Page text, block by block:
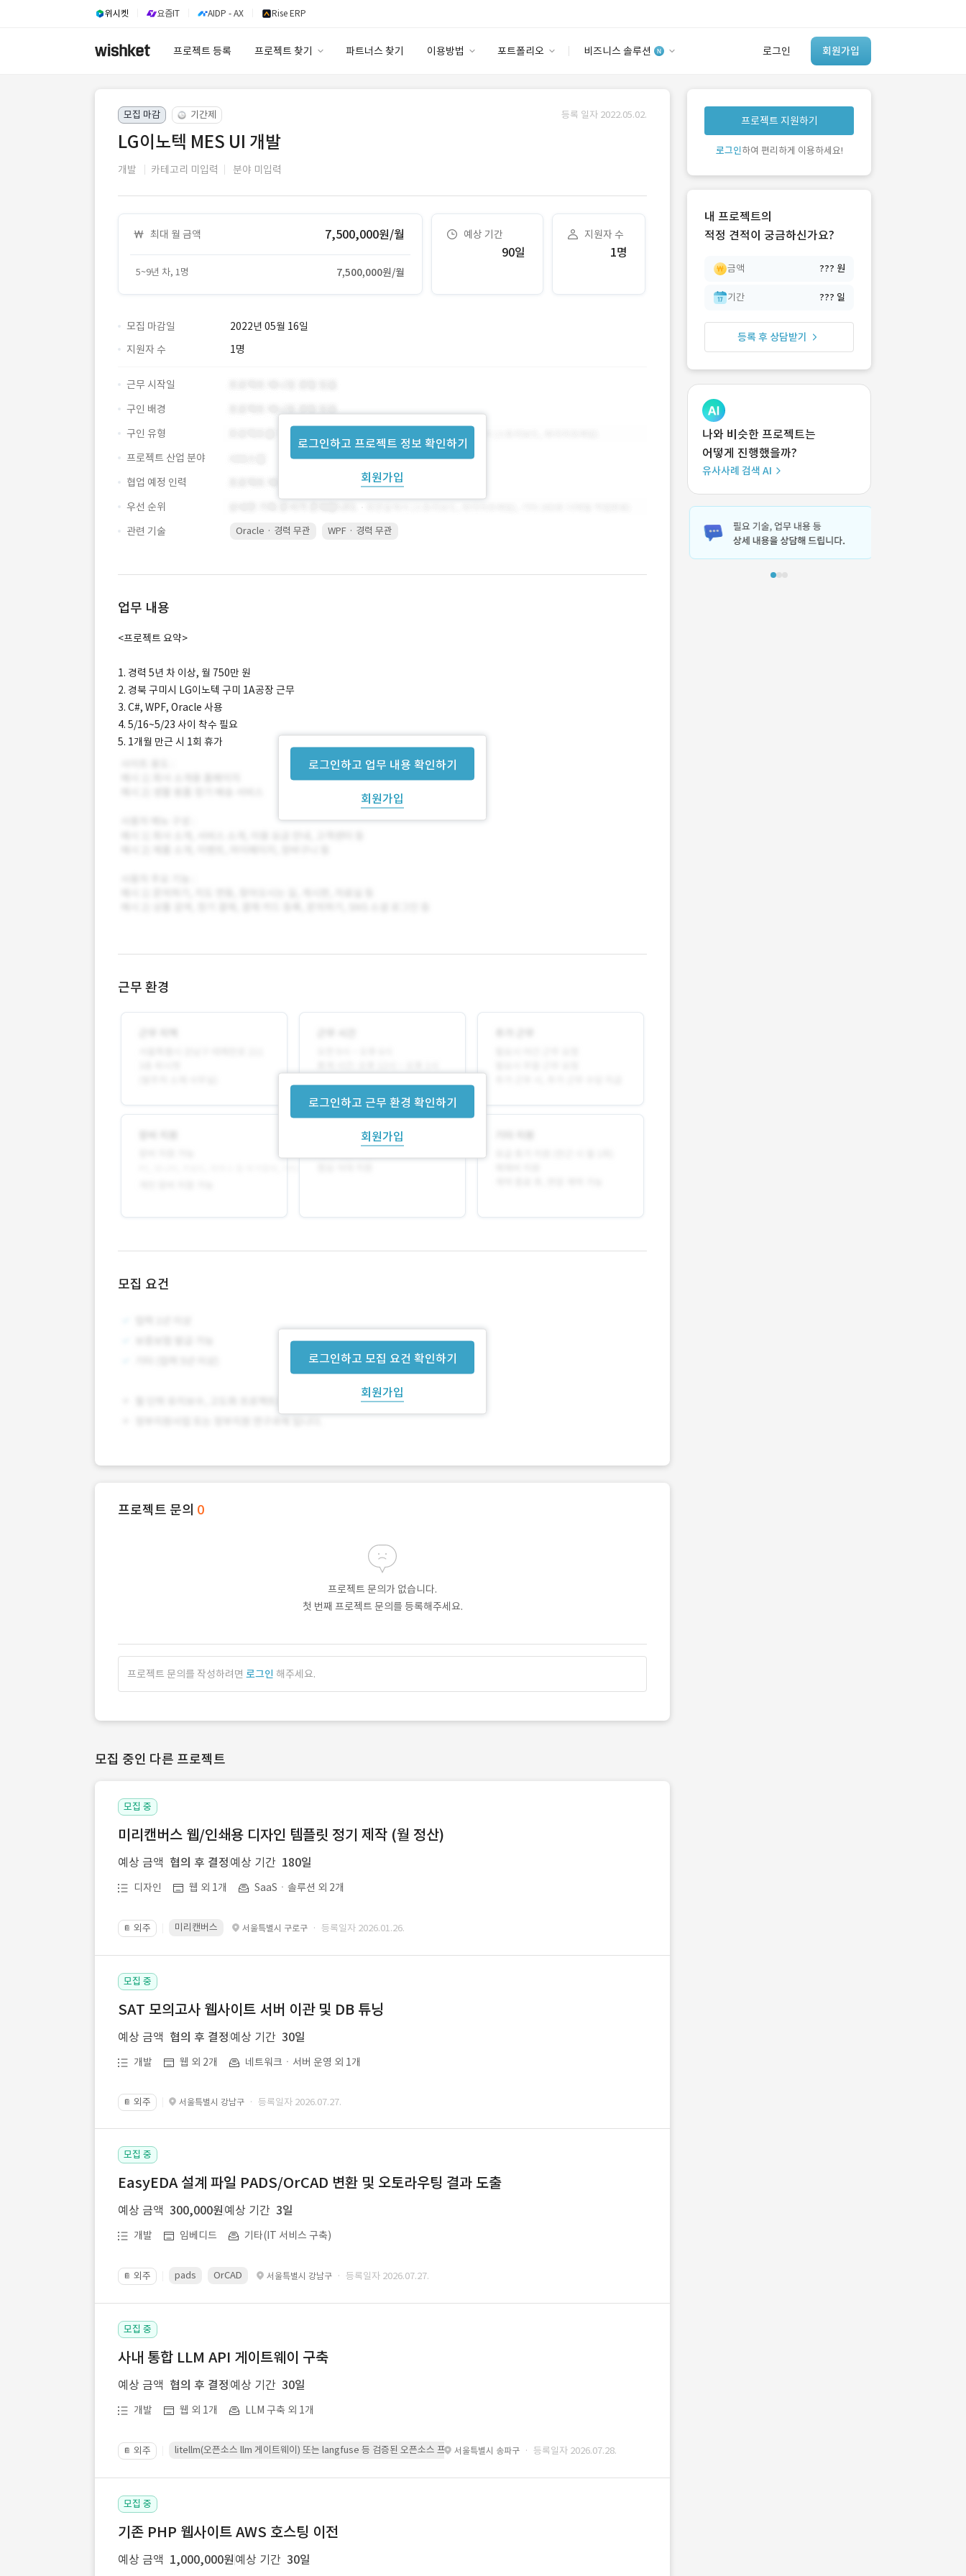
위시켓 요즘IT AIDP - AX Rise ERP
프로젝트 등록 프로젝트 찾기 파트너스 찾기 이용방법 포트폴리오 비즈니스 솔루션 로그인 회원가입
안심 코드 케어
유사사례 검색 AI
‘이런 거’ 만들어본
개발 회사 있어?
모집 마감 기간제 등록 일자 2022.05.02.
LG이노텍 MES UI 개발
개발 카테고리 미입력 분야 미입력
최대 월 금액 7,500,000원/월
5~9년 차, 1명 7,500,000원/월
예상 기간
90일
지원자 수
1명
모집 마감일
2022년 05월 16일
지원자 수
1명
로그인하고 프로젝트 정보 확인하기
회원가입
근무 시작일
구인 배경
구인 유형
프로젝트 산업 분야
협업 예정 인력
우선 순위
관련 기술
Oracle · 경력 무관 WPF · 경력 무관
업무 내용
로그인하고 업무 내용 확인하기
회원가입
<프로젝트 요약>
1. 경력 5년 차 이상, 월 750만 원
2. 경북 구미시 LG이노텍 구미 1A공장 근무
3. C#, WPF, Oracle 사용
4. 5/16~5/23 사이 착수 필요
5. 1개월 만근 시 1회 휴가
근무 환경
로그인하고 근무 환경 확인하기
회원가입
모집 요건
로그인하고 모집 요건 확인하기
회원가입
프로젝트 문의 0
프로젝트 문의가 없습니다.
첫 번째 프로젝트 문의를 등록해주세요.
프로젝트 문의를 작성하려면 로그인 해주세요.
모집 중인 다른 프로젝트
모집 중
미리캔버스 웹/인쇄용 디자인 템플릿 정기 제작 (월 정산)
예상 금액 협의 후 결정 예상 기간 180일
디자인 웹 외 1개 SaaSㆍ솔루션 외 2개
📔 외주 미리캔버스 서울특별시 구로구 · 등록일자 2026.01.26.
모집 중
SAT 모의고사 웹사이트 서버 이관 및 DB 튜닝
예상 금액 협의 후 결정 예상 기간 30일
개발 웹 외 2개 네트워크ㆍ서버 운영 외 1개
📔 외주 서울특별시 강남구 · 등록일자 2026.07.27.
모집 중
EasyEDA 설계 파일 PADS/OrCAD 변환 및 오토라우팅 결과 도출
예상 금액 300,000원 예상 기간 3일
개발 임베디드 기타(IT 서비스 구축)
📔 외주 pads OrCAD 서울특별시 강남구 · 등록일자 2026.07.27.
모집 중
사내 통합 LLM API 게이트웨이 구축
예상 금액 협의 후 결정 예상 기간 30일
개발 웹 외 1개 LLM 구축 외 1개
📔 외주 litellm(오픈소스 llm 게이트웨이) 또는 langfuse 등 검증된 오픈소스 프레임워크를 기반으로 시스템을 구축
서울특별시 송파구 · 등록일자 2026.07.28.
모집 중
기존 PHP 웹사이트 AWS 호스팅 이전
예상 금액 1,000,000원 예상 기간 30일
프로젝트 지원하기
로그인하여 편리하게 이용하세요!
내 프로젝트의
적정 견적이 궁금하신가요?
금액 ??? 원
기간 ??? 일
등록 후 상담받기
나와 비슷한 프로젝트는
어떻게 진행했을까?
유사사례 검색 AI